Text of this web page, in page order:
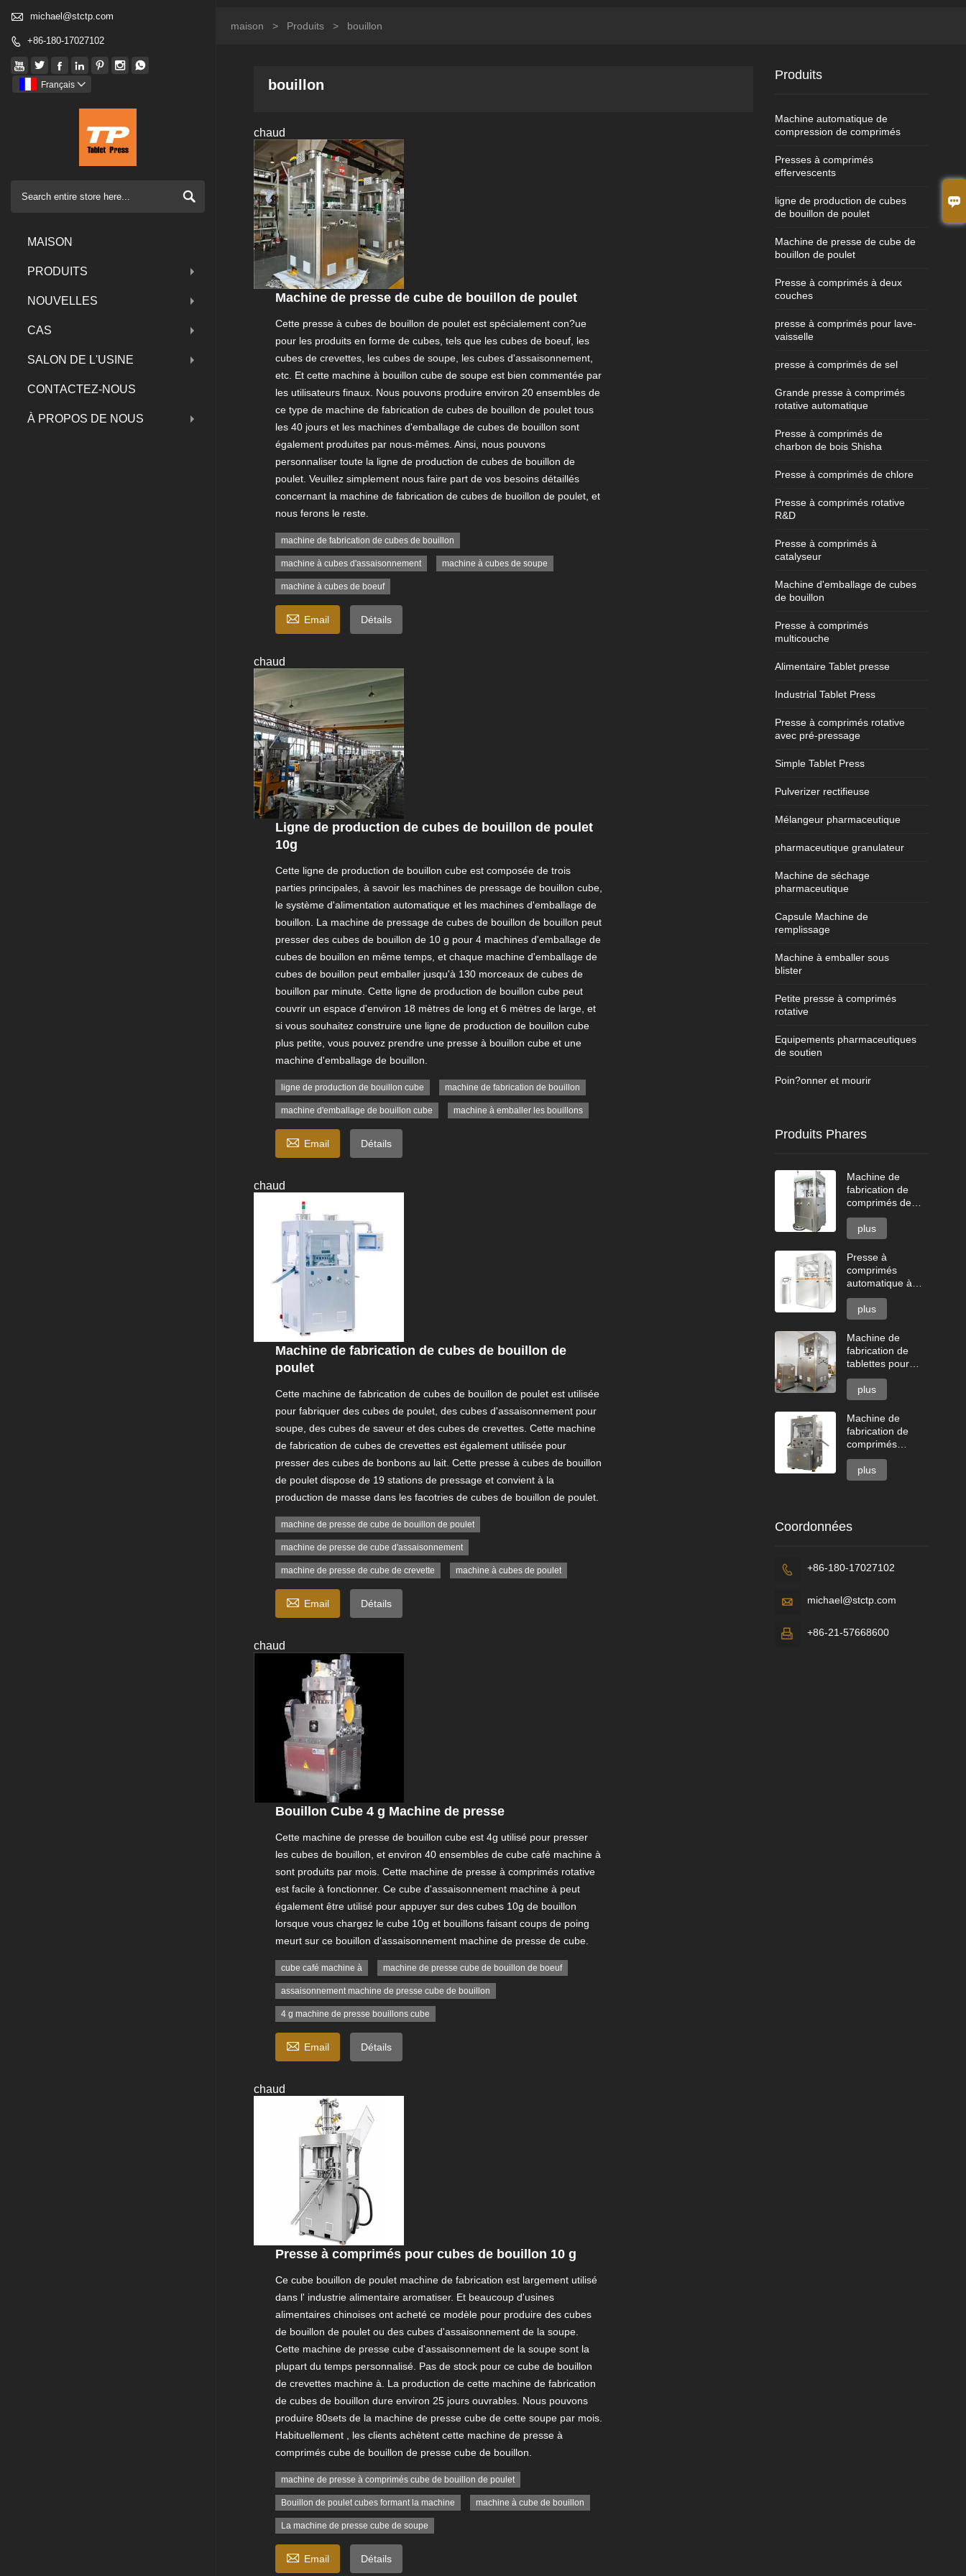

 michael@stctp.com
 +86-180-17027102
     

Français 

MAISON
PRODUITS
NOUVELLES
CAS
SALON DE L'USINE
CONTACTEZ-NOUS
À PROPOS DE NOUS
maison > Produits > bouillon
bouillon
chaud
Machine de presse de cube de bouillon de poulet
Cette presse à cubes de bouillon de poulet est spécialement con?ue
pour les produits en forme de cubes, tels que les cubes de boeuf, les
cubes de crevettes, les cubes de soupe, les cubes d'assaisonnement,
etc. Et cette machine à bouillon cube de soupe est bien commentée par
les utilisateurs finaux. Nous pouvons produire environ 20 ensembles de
ce type de machine de fabrication de cubes de bouillon de poulet tous
les 40 jours et les machines d'emballage de cubes de bouillon sont
également produites par nous-mêmes. Ainsi, nous pouvons
personnaliser toute la ligne de production de cubes de bouillon de
poulet. Veuillez simplement nous faire part de vos besoins détaillés
concernant la machine de fabrication de cubes de buoillon de poulet, et
nous ferons le reste.
machine de fabrication de cubes de bouillon
machine à cubes d'assaisonnement machine à cubes de soupe
machine à cubes de boeuf
 Email Détails
chaud
Ligne de production de cubes de bouillon de poulet
10g
Cette ligne de production de bouillon cube est composée de trois
parties principales, à savoir les machines de pressage de bouillon cube,
le système d'alimentation automatique et les machines d'emballage de
bouillon. La machine de pressage de cubes de bouillon de bouillon peut
presser des cubes de bouillon de 10 g pour 4 machines d'emballage de
cubes de bouillon en même temps, et chaque machine d'emballage de
cubes de bouillon peut emballer jusqu'à 130 morceaux de cubes de
bouillon par minute. Cette ligne de production de bouillon cube peut
couvrir un espace d'environ 18 mètres de long et 6 mètres de large, et
si vous souhaitez construire une ligne de production de bouillon cube
plus petite, vous pouvez prendre une presse à bouillon cube et une
machine d'emballage de bouillon.
ligne de production de bouillon cube machine de fabrication de bouillon
machine d'emballage de bouillon cube machine à emballer les bouillons
 Email Détails
chaud
Machine de fabrication de cubes de bouillon de
poulet
Cette machine de fabrication de cubes de bouillon de poulet est utilisée
pour fabriquer des cubes de poulet, des cubes d'assaisonnement pour
soupe, des cubes de saveur et des cubes de crevettes. Cette machine
de fabrication de cubes de crevettes est également utilisée pour
presser des cubes de bonbons au lait. Cette presse à cubes de bouillon
de poulet dispose de 19 stations de pressage et convient à la
production de masse dans les facotries de cubes de bouillon de poulet.
machine de presse de cube de bouillon de poulet
machine de presse de cube d'assaisonnement
machine de presse de cube de crevette machine à cubes de poulet
 Email Détails
chaud
Bouillon Cube 4 g Machine de presse
Cette machine de presse de bouillon cube est 4g utilisé pour presser
les cubes de bouillon, et environ 40 ensembles de cube café machine à
sont produits par mois. Cette machine de presse à comprimés rotative
est facile à fonctionner. Ce cube d'assaisonnement machine à peut
également être utilisé pour appuyer sur des cubes 10g de bouillon
lorsque vous chargez le cube 10g et bouillons faisant coups de poing
meurt sur ce bouillon d'assaisonnement machine de presse de cube.
cube café machine à machine de presse cube de bouillon de boeuf
assaisonnement machine de presse cube de bouillon
4 g machine de presse bouillons cube
 Email Détails
chaud
Presse à comprimés pour cubes de bouillon 10 g
Ce cube bouillon de poulet machine de fabrication est largement utilisé
dans l' industrie alimentaire aromatiser. Et beaucoup d'usines
alimentaires chinoises ont acheté ce modèle pour produire des cubes
de bouillon de poulet ou des cubes d'assaisonnement de la soupe.
Cette machine de presse cube d'assaisonnement de la soupe sont la
plupart du temps personnalisé. Pas de stock pour ce cube de bouillon
de crevettes machine à. La production de cette machine de fabrication
de cubes de bouillon dure environ 25 jours ouvrables. Nous pouvons
produire 80sets de la machine de presse cube de cette soupe par mois.
Habituellement , les clients achètent cette machine de presse à
comprimés cube de bouillon de presse cube de bouillon.
machine de presse à comprimés cube de bouillon de poulet
Bouillon de poulet cubes formant la machine machine à cube de bouillon
La machine de presse cube de soupe
 Email Détails
Produits
Machine automatique de
compression de comprimés
Presses à comprimés
effervescents
ligne de production de cubes
de bouillon de poulet
Machine de presse de cube de
bouillon de poulet
Presse à comprimés à deux
couches
presse à comprimés pour lave-
vaisselle
presse à comprimés de sel
Grande presse à comprimés
rotative automatique
Presse à comprimés de
charbon de bois Shisha
Presse à comprimés de chlore
Presse à comprimés rotative
R&D
Presse à comprimés à
catalyseur
Machine d'emballage de cubes
de bouillon
Presse à comprimés
multicouche
Alimentaire Tablet presse
Industrial Tablet Press
Presse à comprimés rotative
avec pré-pressage
Simple Tablet Press
Pulverizer rectifieuse
Mélangeur pharmaceutique
pharmaceutique granulateur
Machine de séchage
pharmaceutique
Capsule Machine de
remplissage
Machine à emballer sous
blister
Petite presse à comprimés
rotative
Equipements pharmaceutiques
de soutien
Poin?onner et mourir
Produits Phares
Machine de
fabrication de
comprimés de
nettoyant pour
cuvette de toilette
plus
Presse à
comprimés
automatique à
grande vitesse
série GZPK720
plus
Machine de
fabrication de
tablettes pour
lave-vaisselle à
deux couches
plus
Machine de
fabrication de
comprimés
effervescents
plus
Coordonnées
 +86-180-17027102
 michael@stctp.com
 +86-21-57668600